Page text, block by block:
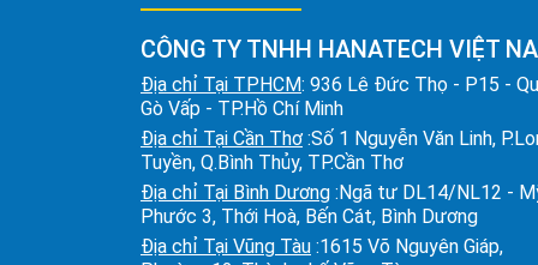
CÔNG TY TNHH HANATECH VIỆT
Địa chỉ Tại TPHCM: 936 Lê Đức Thọ - P15 -
Gò Vấp - TP.Hồ Chí Minh
Địa chỉ Tại Cần Thơ :Số 1 Nguyễn Văn Linh,
Tuyền, Q.Bình Thủy, TP.Cần Thơ
Địa chỉ Tại Bình Dương :Ngã tư DL14/NL12 -
Phước 3, Thới Hoà, Bến Cát, Bình Dương
Địa chỉ Tại Vũng Tàu :1615 Võ Nguyên Giáp,